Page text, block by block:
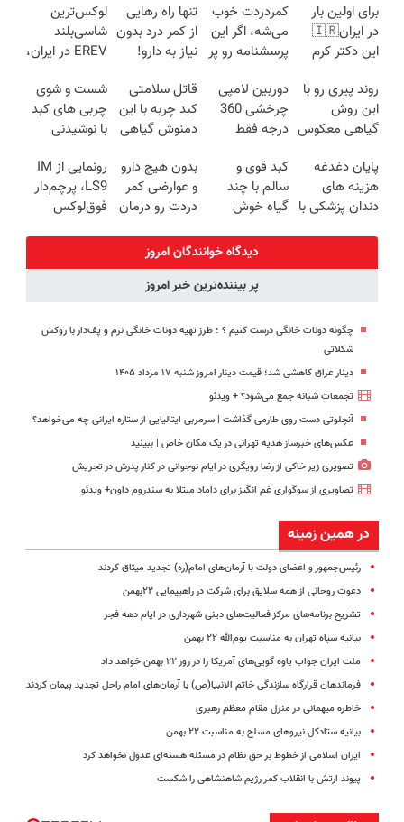
برای اولین بار
در ایران🇮🇷
این دکتر کرم
روزه ساخت!
کمردردت خوب
می‌شه، اگر این
پرسشنامه رو پر
تنها راه رهایی
از کمر درد بدون
نیاز به دارو!
لوکس‌ترین
شاسی‌بلند
EREV در ایران،
موتور رونمایی
شد!
روند پیری رو با
این روش
گیاهی معکوس
دوربین لامپی
چرخشی 360
درجه فقط
🔥 پرداخت
درب منزل
قاتل سلامتی
کبد چربه با این
دمنوش گیاهی
شست و شوی
چربی های کبد
با نوشیدنی
پایان دغدغه
هزینه های
دندان پزشکی با
کبد قوی و
سالم با چند
گیاه خوش
بدون هیچ دارو
و عوارضی کمر
دردت رو درمان
(پرسش‌نامه)
رونمایی از IM
LS9، پرچم‌دار
فوق‌لوکس
دیدگاه خوانندگان امروز
پر بیننده‌ترین خبر امروز
چگونه دونات خانگی درست کنیم ؟ ؛ طرز تهیه دونات خانگی نرم و پف‌دار با روکش
شکلاتی
دینار عراق کاهشی شد؛ قیمت دینار امروز شنبه ۱۷ مرداد ۱۴۰۵
تجمعات شبانه جمع می‌شود؟ + ویدئو
آنچلوتی دست روی طارمی گذاشت | سرمربی ایتالیایی از ستاره ایرانی چه می‌خواهد؟
عکس‌های خبرساز هدیه تهرانی در یک مکان خاص | ببینید
تصویری زیر خاکی از رضا رویگری در ایام نوجوانی در کنار پدرش در تجریش
تصاویری از سوگواری غم انگیز برای داماد مبتلا به سندروم داون+ ویدئو
در همین زمینه
رئیس‌جمهور و اعضای دولت با آرمان‌های امام(ره) تجدید میثاق کردند
دعوت روحانی از همه سلایق برای شرکت در راهپیمایی ۲۲بهمن
تشریح برنامه‌های مرکز فعالیت‌های دینی شهرداری در ایام دهه فجر
بیانیه سپاه تهران به مناسبت یوم‌الله ۲۲ بهمن
ملت ایران جواب یاوه گویی‌های آمریکا را در روز ۲۲ بهمن خواهد داد
فرماندهان قرارگاه سازندگی خاتم الانبیا(ص) با آرمان‌های امام راحل تجدید پیمان کردند
خاطره میهمانی در منزل مقام معظم رهبری
بیانیه ستادکل نیروهای مسلح به مناسبت ۲۲ بهمن
ایران اسلامی از خطوط بر حق نظام در مسئله هسته‌ای عدول نخواهد کرد
پیوند ارتش با انقلاب کمر رژیم شاهنشاهی را شکست